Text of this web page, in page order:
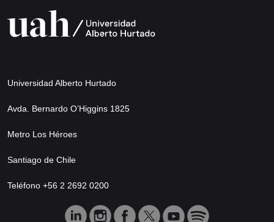
Universidad Alberto Hurtado
Avda. Bernardo O’Higgins 1825
Metro Los Héroes
Santiago de Chile
Teléfono +56 2 2692 0200